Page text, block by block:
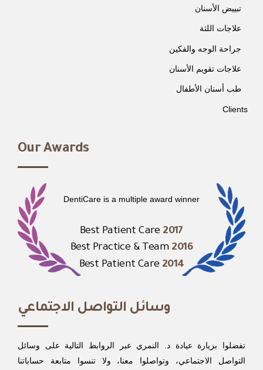
تبييض الأسنان
علاجات اللثة
جراحة الوجه والفكين
علاجات تقويم الأسنان
طب أسنان الأطفال
Clients
Our Awards
DentiCare is a multiple award winner
Best Patient Care 2017
Best Practice & Team 2016
Best Patient Care 2014
وسائل التواصل الاجتماعي
تفضلوا بزيارة عيادة د. النمري عبر الروابط التالية على وسائل
التواصل الاجتماعي، وتواصلوا معنا، ولا تنسوا متابعة حساباتنا